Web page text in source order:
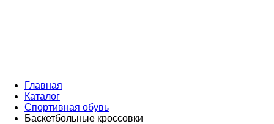
Главная
Каталог
Спортивная обувь
Баскетбольные кроссовки